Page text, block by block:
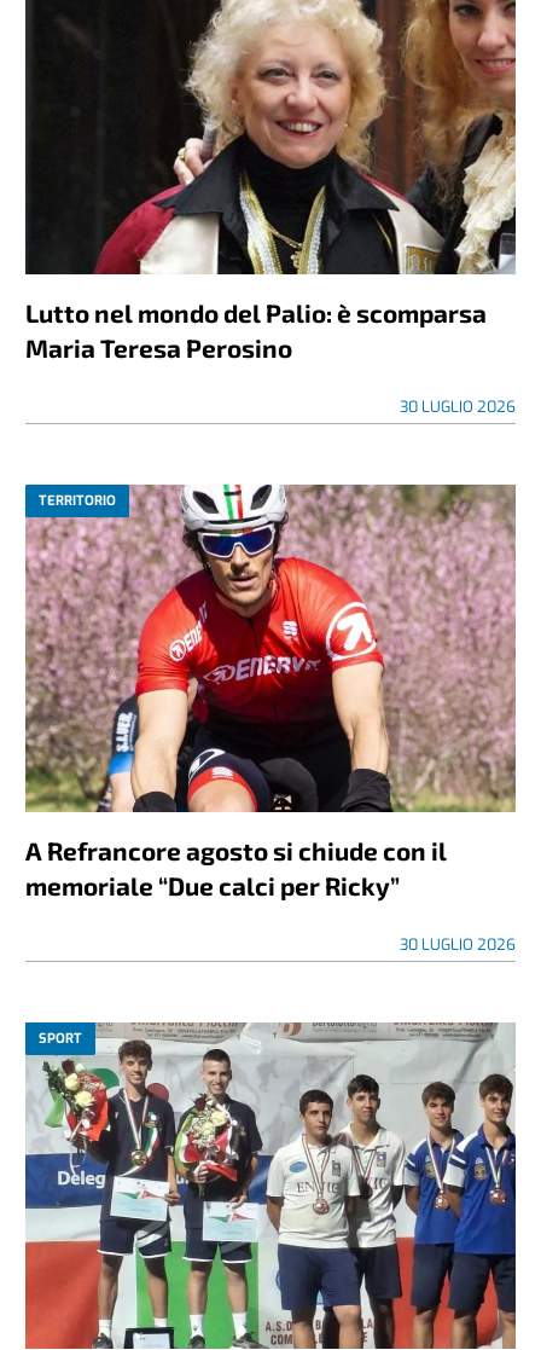
Lutto nel mondo del Palio: è scomparsa
Maria Teresa Perosino
30 LUGLIO 2026
TERRITORIO
A Refrancore agosto si chiude con il
memoriale “Due calci per Ricky”
30 LUGLIO 2026
SPORT